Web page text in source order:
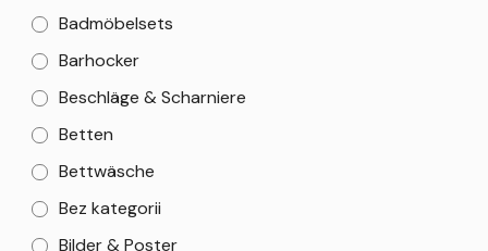
Badmöbelsets
Barhocker
Beschläge & Scharniere
Betten
Bettwäsche
Bez kategorii
Bilder & Poster